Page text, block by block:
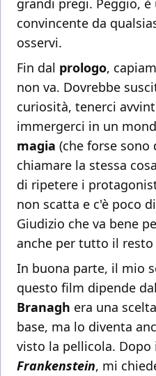
grandi pregi. Peggio,
convincente da
osservi.
Fin dal prologo,
non va. Dovrebbe
curiosità, tenerci
immergerci in un
magia (che forse
chiamare la stessa
di ripetere i
non scatta e c'è poco
Giudizio che va bene
anche per tutto il
In buona parte, il mio
questo film dipende
Branagh era una
base, ma lo diventa
visto la pellicola.
Frankenstein, mi